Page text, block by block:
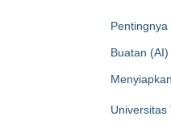
Buatan
Universitas